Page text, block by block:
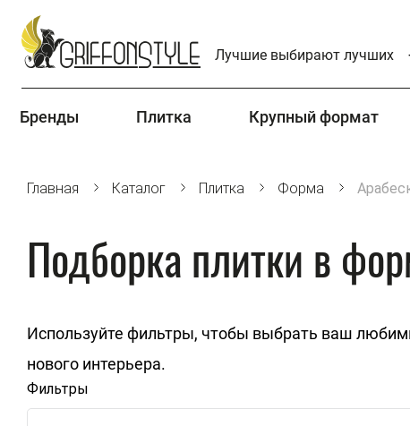
Лучшие выбирают лучших
Бренды Плитка Крупный формат
Главная Каталог Плитка Форма
Подборка плитки в
Используйте фильтры, чтобы выбрать ваш
нового интерьера.
Фильтры